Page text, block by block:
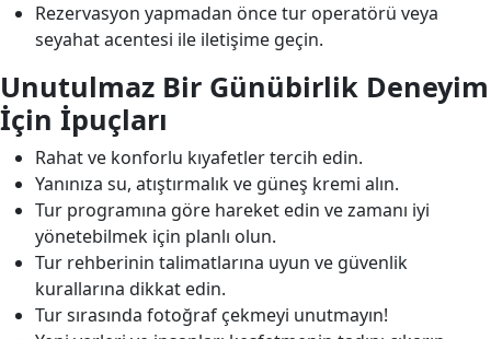
Rezervasyon yapmadan önce tur operatörü veya
seyahat acentesi ile iletişime geçin.
Unutulmaz Bir Günübirlik Deneyim
İçin İpuçları
Rahat ve konforlu kıyafetler tercih edin.
Yanınıza su, atıştırmalık ve güneş kremi alın.
Tur programına göre hareket edin ve zamanı iyi
yönetebilmek için planlı olun.
Tur rehberinin talimatlarına uyun ve güvenlik
kurallarına dikkat edin.
Tur sırasında fotoğraf çekmeyi unutmayın!